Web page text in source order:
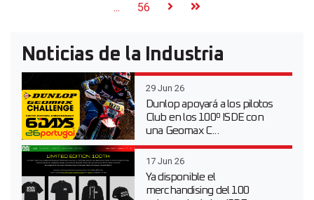
...
56
Noticias de la Industria
29 Jun 26
Dunlop apoyará a los pilotos
Club en los 100º ISDE con
una Geomax C...
17 Jun 26
Ya disponible el
merchandising del 100